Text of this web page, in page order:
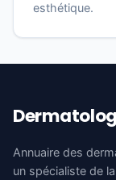
esthétique.
Annuaire des
un spécialiste de